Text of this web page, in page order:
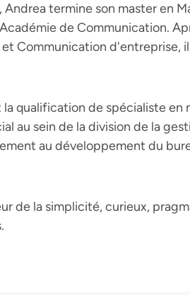
Andrea termine son master en
de Communication.
Communication d'entreprise,
qualification de spécialiste en
au sein de la division de la
au développement du
de la simplicité, curieux,